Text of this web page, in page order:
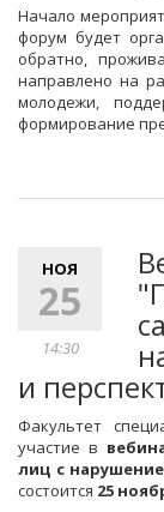
Начало
форум будет
обратно,
направлено на
молодежи,
формирование
НОЯ
25
14:30
и
Факультет
участие в
лиц с
состоится 25